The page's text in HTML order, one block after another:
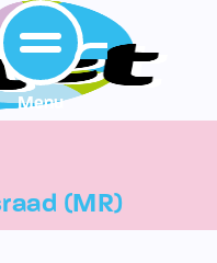
Menu
(MR)